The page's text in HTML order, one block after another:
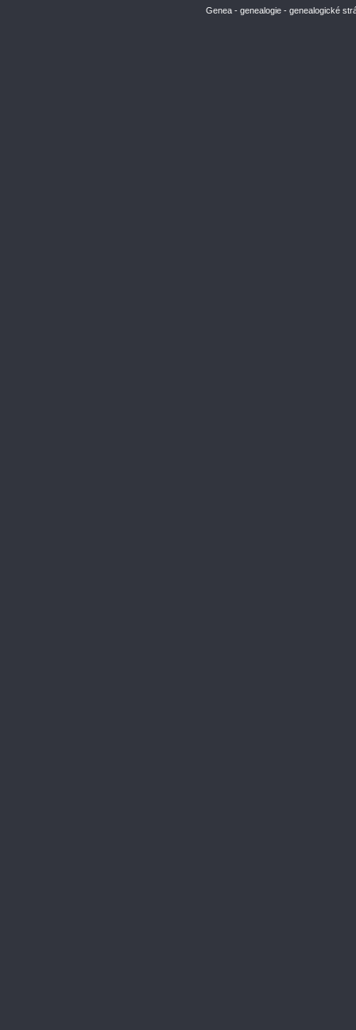
Genea - genealogie - genealogické